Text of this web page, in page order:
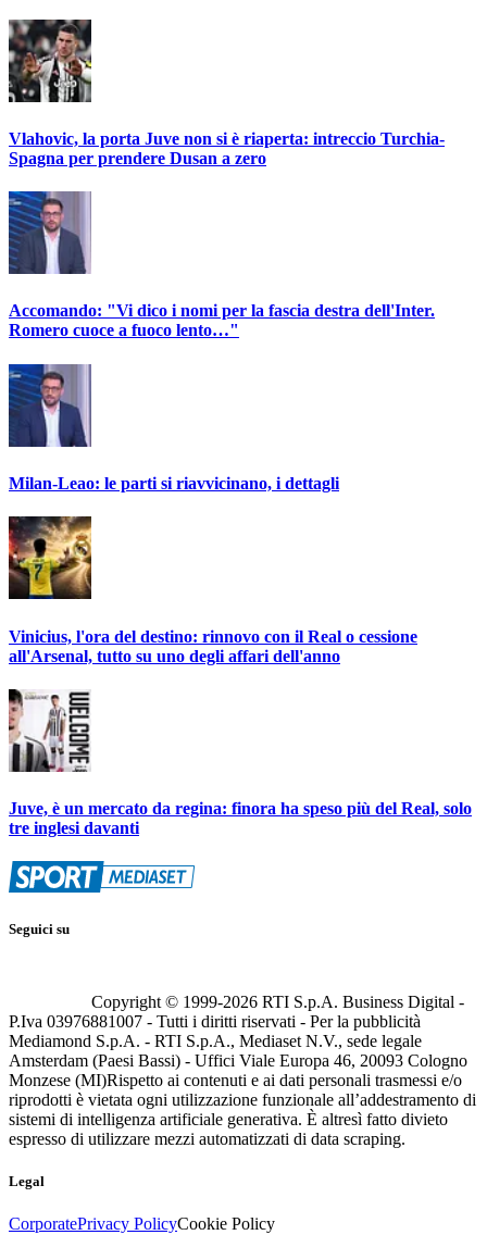
Vlahovic, la porta Juve non si è riaperta: intreccio Turchia-
Spagna per prendere Dusan a zero
Accomando: "Vi dico i nomi per la fascia destra dell'Inter.
Romero cuoce a fuoco lento…"
Milan-Leao: le parti si riavvicinano, i dettagli
Vinicius, l'ora del destino: rinnovo con il Real o cessione
all'Arsenal, tutto su uno degli affari dell'anno
Juve, è un mercato da regina: finora ha speso più del Real, solo
tre inglesi davanti
Seguici su
Copyright © 1999-2026 RTI S.p.A. Business Digital -
P.Iva 03976881007 - Tutti i diritti riservati - Per la pubblicità
Mediamond S.p.A. - RTI S.p.A., Mediaset N.V., sede legale
Amsterdam (Paesi Bassi) - Uffici Viale Europa 46, 20093 Cologno
Monzese (MI)Rispetto ai contenuti e ai dati personali trasmessi e/o
riprodotti è vietata ogni utilizzazione funzionale all’addestramento di
sistemi di intelligenza artificiale generativa. È altresì fatto divieto
espresso di utilizzare mezzi automatizzati di data scraping.
Legal
CorporatePrivacy PolicyCookie Policy